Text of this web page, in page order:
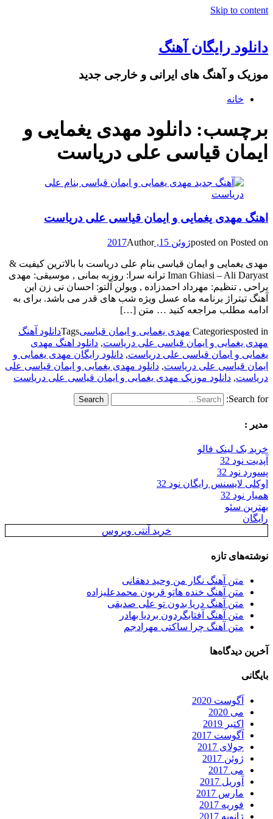
Skip to content
دانلود رایگان آهنگ
موزیک و آهنگ های ایرانی و خارجی جدید
خانه
برچسب: دانلود مهدی یغمایی و
ایمان قیاسی علی دریاست
اهنگ مهدی یغمایی و ایمان قیاسی علی دریاست
posted on Posted on ژوئن 15, 2017 Author
مهدی یغمایی و ایمان قیاسی بنام علی دریاست با بالاترین کیفیت &
Iman Ghiasi – Ali Daryast ترانه سرا: روزبه بمانی , موسیقی: مهدی
یراحی , تنظیم: مهرداد احمدزاده , ویولن آلتو: احسان نی زن این
آهنگ تیتراژ برنامه ماه عسل ویژه شب های قدر می باشد. برای به
ادامه مطلب مراجعه کنید … متن […]
Categoriesposted in مهدی یغمایی و ایمان قیاسیTagsدانلود آهنگ
مهدی یغمایی و ایمان قیاسی علی دریاست, دانلود اهنگ مهدی
یغمایی و ایمان قیاسی علی دریاست, دانلود رایگان مهدی یغمایی و
ایمان قیاسی علی دریاست, دانلود مهدی یغمایی و ایمان قیاسی علی
دریاست, دانلود موزیک مهدی یغمایی و ایمان قیاسی علی دریاست
Search for:
مدیر :
خرید بک لینک فالو
آپدیت نود 32
پسورد نود 32
اوکلی لایسنس رایگان نود 32
همیار نود 32
بهترین سئو
رایگان
خرید آنتی ویروس
نوشته‌های تازه
متن آهنگ نگار من وحید دهقانی
متن آهنگ خنده هاتو قربون محمدعلیزاده
متن آهنگ دریا بدون تو علی صدیقی
متن آهنگ آفتابگردون بردیا بهادر
متن آهنگ چرا ساکتی مهرادجم
آخرین دیدگاه‌ها
بایگانی
آگوست 2020
می 2020
اکتبر 2019
آگوست 2017
جولای 2017
ژوئن 2017
می 2017
آوریل 2017
مارس 2017
فوریه 2017
ژانویه 2017